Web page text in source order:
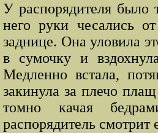
У распорядителя было
него руки чесались
заднице. Она уловила
в сумочку и
Медленно встала,
закинула за плечо
томно качая
распорядитель смотрит